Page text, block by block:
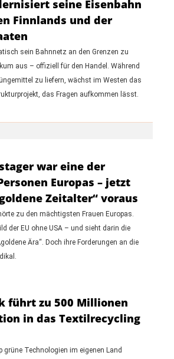
seine Eisenbahn
Finnlands und der
sein Bahnnetz an den Grenzen zu
aus – offiziell für den Handel. Während
zu liefern, wächst im Westen das
das Fragen aufkommen lässt.
war eine der
Europas – jetzt
Zeitalter“ voraus
zu den mächtigsten Frauen Europas.
der EU ohne USA – und sieht darin die
Ära“. Doch ihre Forderungen an die
führt zu 500 Millionen
in das Textilrecycling
grüne Technologien im eigenen Land